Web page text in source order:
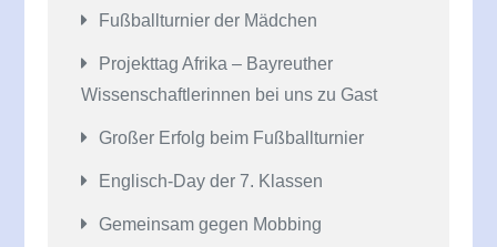
Fußballturnier der Mädchen
Projekttag Afrika – Bayreuther
Wissenschaftlerinnen bei uns zu Gast
Großer Erfolg beim Fußballturnier
Englisch-Day der 7. Klassen
Gemeinsam gegen Mobbing